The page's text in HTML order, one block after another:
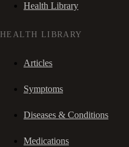
Health Library
HEALTH LIBRARY
Articles
Symptoms
Diseases & Conditions
Medications